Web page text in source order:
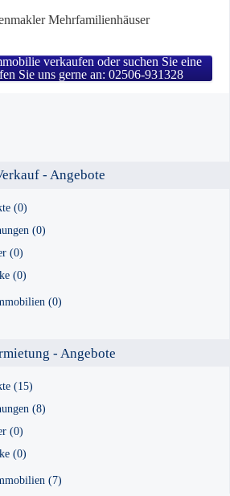
verkaufen oder suchen Sie eine
Sie uns gerne an: 02506-931328
- Angebote
(0)
(0)
(0)
(0)
(0)
- Angebote
(15)
(8)
(0)
(0)
(7)